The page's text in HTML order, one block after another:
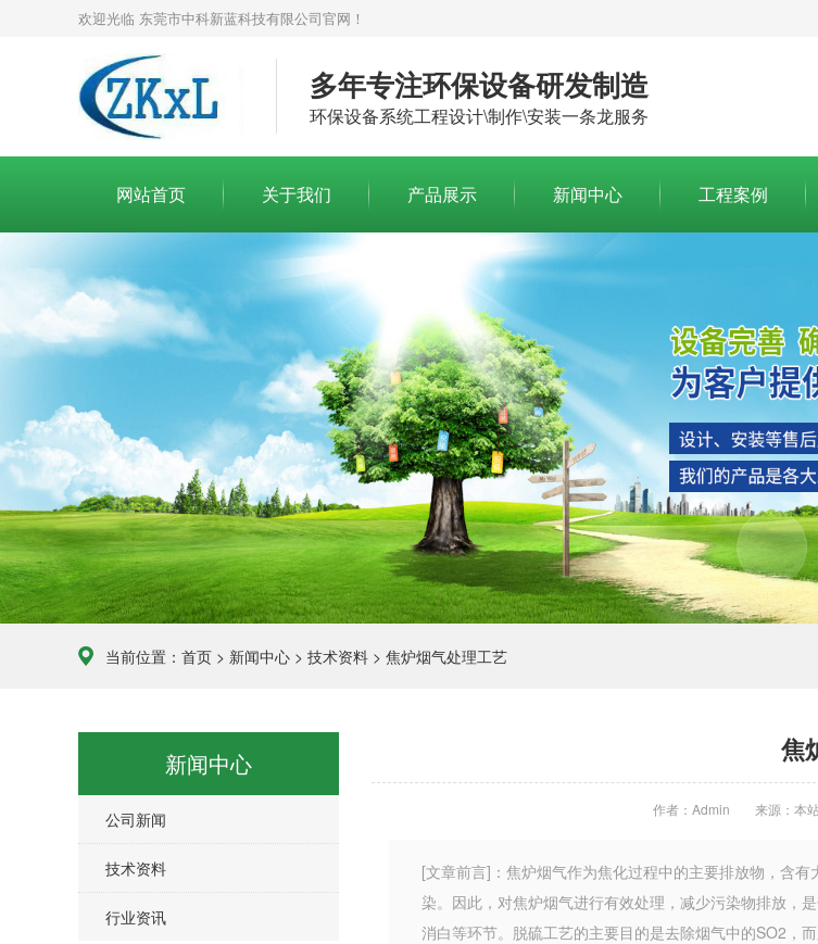
欢迎光临 东莞市中科新蓝科技有限公司官网！
多年专注环保设备研发制造
环保设备系统工程设计\制作\安装一条龙服务
网站首页 关于我们 产品展示 新闻中心 工程案例
当前位置： 首页 > 新闻中心 > 技术资料 > 焦炉烟气处理工艺
新闻中心
公司新闻
技术资料
行业资讯
焦
作者：Admin 来源：本
[文章前言]：焦炉烟气作为焦化过程中的主要排放物，含
染。因此，对焦炉烟气进行有效处理，减少污染物排放，
消白等环节。脱硫工艺的主要目的是去除烟气中的SO2，